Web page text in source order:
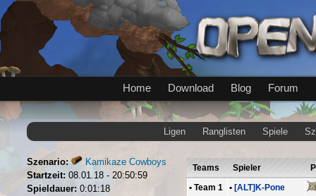
Home Download Blog Forum
Ligen Ranglisten Spiele
Szenario:
Kamikaze Cowboys
Startzeit: 08.01.18 - 20:50:59
Spieldauer: 0:01:18
Teams Spieler
• Team 1 • [ALT]K-Pone